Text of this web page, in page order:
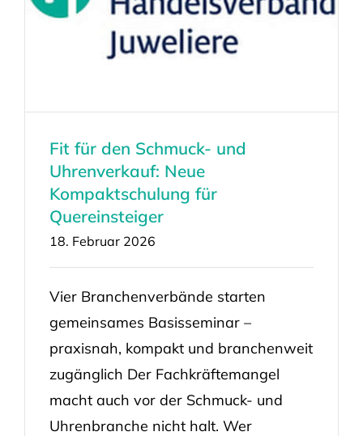
Fit für den Schmuck- und
Uhrenverkauf: Neue
Kompaktschulung für
Quereinsteiger
18. Februar 2026
Vier Branchenverbände starten
gemeinsames Basisseminar –
praxisnah, kompakt und branchenweit
zugänglich Der Fachkräftemangel
macht auch vor der Schmuck- und
Uhrenbranche nicht halt. Wer